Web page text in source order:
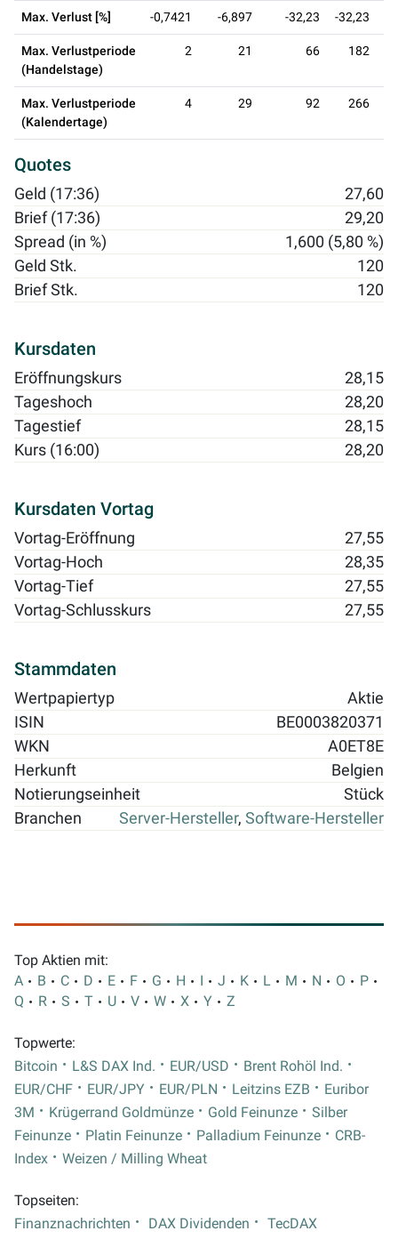
Max. Verlust [%] -0,7421 -6,897 -32,23 -32,23
Max. Verlustperiode
(Handelstage)
2 21 66 182
Max. Verlustperiode
(Kalendertage)
4 29 92 266
Quotes
Geld (17:36)
27,60
Brief (17:36)
29,20
Spread (in %)
1,600 (5,80 %)
Geld Stk.
120
Brief Stk.
120
Kursdaten
Eröffnungskurs
28,15
Tageshoch
28,20
Tagestief
28,15
Kurs (16:00)
28,20
Kursdaten Vortag
Vortag-Eröffnung
27,55
Vortag-Hoch
28,35
Vortag-Tief
27,55
Vortag-Schlusskurs
27,55
Stammdaten
Wertpapiertyp
Aktie
ISIN
BE0003820371
WKN
A0ET8E
Herkunft
Belgien
Notierungseinheit
Stück
Branchen
Server-Hersteller, Software-Hersteller
Top Aktien mit:
A
B C D E F G H I J K L M N O
P
Q
R S T U V W X Y Z
Topwerte:
Bitcoin
L&S DAX Ind. EUR/USD
Brent Rohöl Ind.
EUR/CHF
EUR/JPY EUR/PLN Leitzins EZB
Euribor
3M
Krügerrand Goldmünze Gold Feinunze
Silber
Feinunze
Platin Feinunze Palladium Feinunze
CRB-
Index
Weizen / Milling Wheat
Topseiten:
Finanznachrichten
DAX Dividenden
TecDAX